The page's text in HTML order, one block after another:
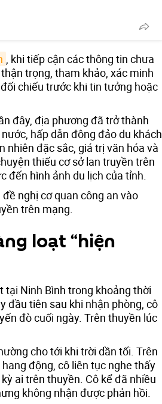
, khi tiếp cận các thông tin chưa
trọng, tham khảo, xác minh
chiếu trước khi tin tưởng hoặc
đây, địa phương đã trở thành
hấp dẫn đông đảo du khách
nhiên đặc sắc, giá trị văn hóa và
thiếu cơ sở lan truyền trên
đến hình ảnh du lịch của tỉnh.
nghị cơ quan công an vào
trên mạng.
loạt “hiện
tại Ninh Bình trong khoảng thời
đầu tiên sau khi nhận phòng, cô
đò cuối ngày. Trên thuyền lúc
cho tới khi trời dần tối. Trên
động, cô liên tục nghe thấy
ai trên thuyền. Cô kể đã nhiều
không nhận được phản hồi.